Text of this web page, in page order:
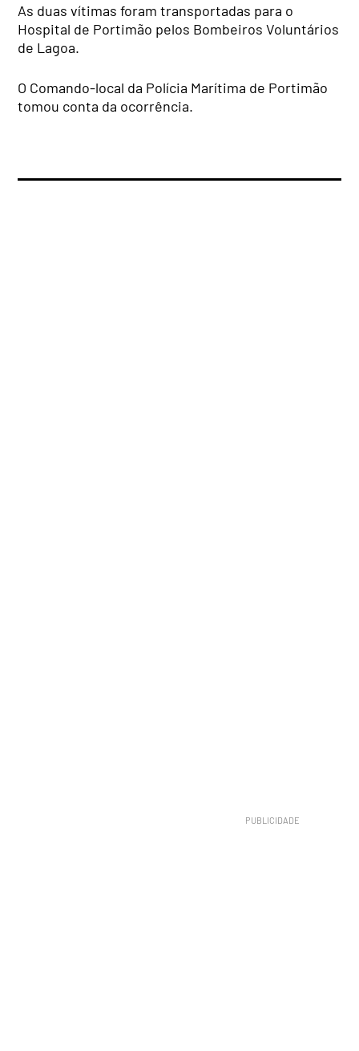
As duas vítimas foram transportadas para o
Hospital de Portimão pelos Bombeiros Voluntários
de Lagoa.
O Comando-local da Polícia Marítima de Portimão
tomou conta da ocorrência.